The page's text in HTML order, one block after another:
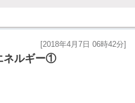
ネルギー①
[2018年4月7日 06時42分]